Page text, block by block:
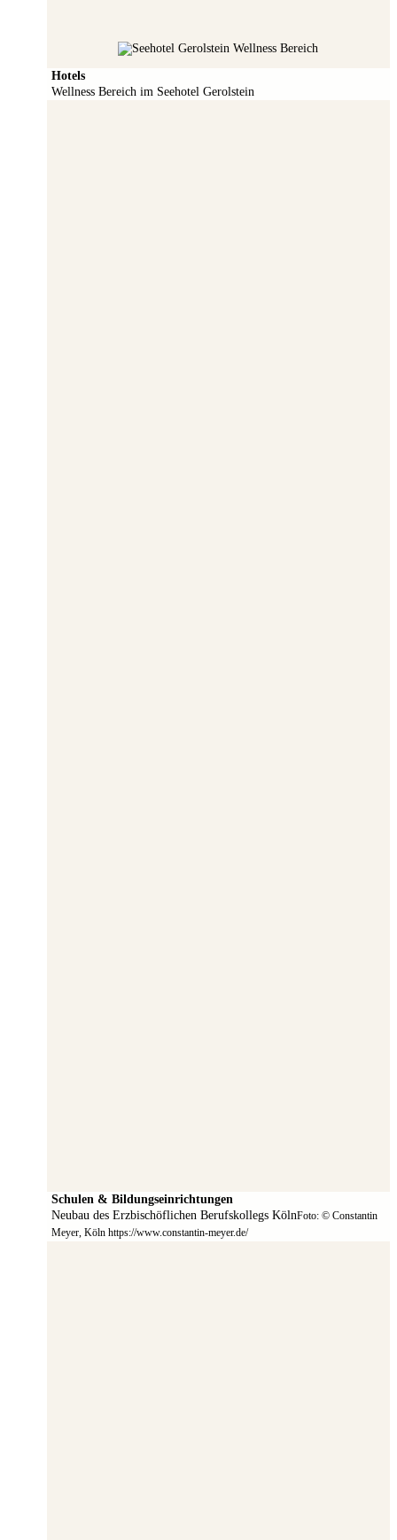
Hotels
Wellness Bereich im Seehotel Gerolstein
Schulen & Bildungseinrichtungen
Neubau des Erzbischöflichen Berufskollegs KölnFoto: © Constantin
Meyer, Köln https://www.constantin-meyer.de/